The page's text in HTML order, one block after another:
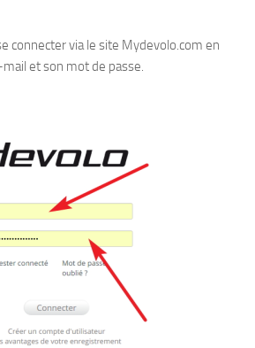
connecter via le site Mydevolo.com en
et son mot de passe.